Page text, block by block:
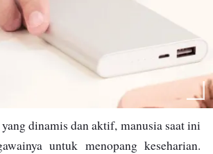
dinamis dan aktif, manusia saat ini
untuk menopang keseharian.